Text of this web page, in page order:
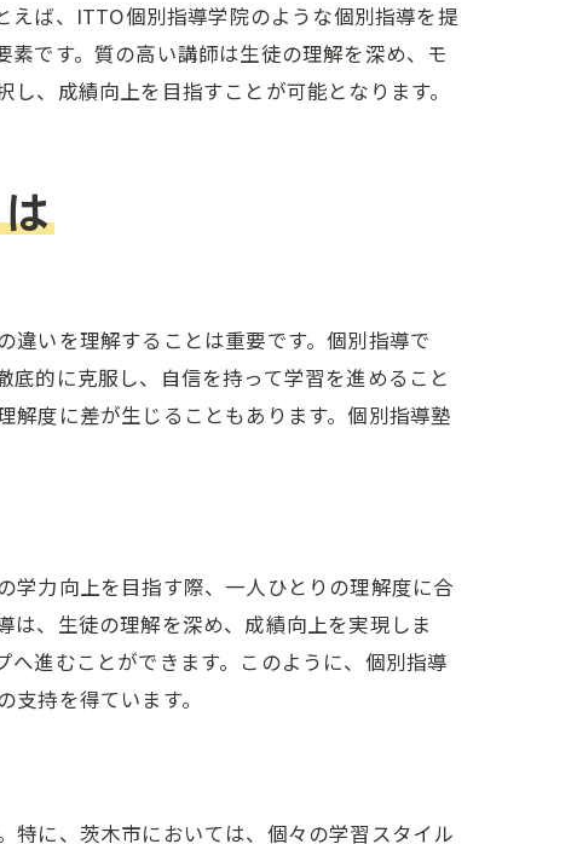
えば、ITTO個別指導学院のような個別指導を提
です。質の高い講師は生徒の理解を深め、モ
、成績向上を目指すことが可能となります。
いを理解することは重要です。個別指導で
的に克服し、自信を持って学習を進めること
解度に差が生じることもあります。個別指導塾
学力向上を目指す際、一人ひとりの理解度に合
、生徒の理解を深め、成績向上を実現しま
進むことができます。このように、個別指導
持を得ています。
特に、茨木市においては、個々の学習スタイル